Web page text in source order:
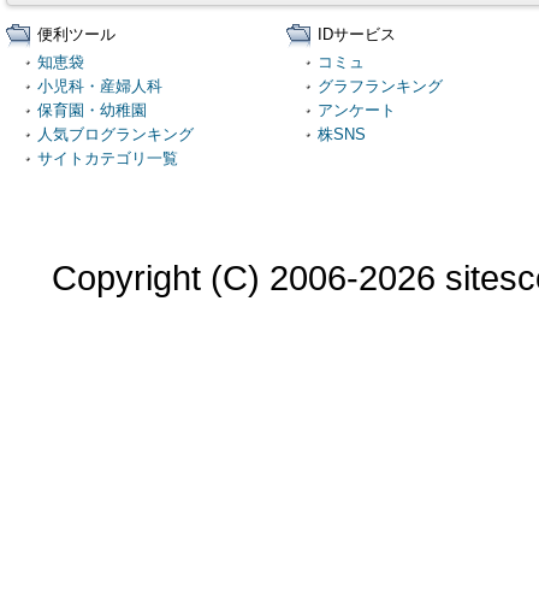
便利ツール
知恵袋
小児科・産婦人科
保育園・幼稚園
人気ブログランキング
サイトカテゴリ一覧
IDサービス
コミュ
グラフランキング
アンケート
株SNS
Copyright (C) 2006-2026